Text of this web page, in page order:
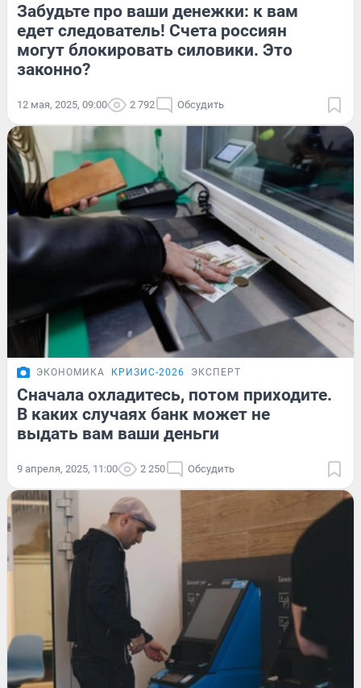
Забудьте про ваши денежки: к вам
едет следователь! Счета россиян
могут блокировать силовики. Это
законно?
12 мая, 2025, 09:00 2 792 Обсудить
ЭКОНОМИКА КРИЗИС-2026 ЭКСПЕРТ
Сначала охладитесь, потом приходите.
В каких случаях банк может не
выдать вам ваши деньги
9 апреля, 2025, 11:00 2 250 Обсудить